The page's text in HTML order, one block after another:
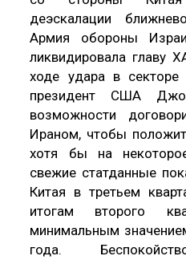
деэскалации
Армия обороны
ликвидировала главу
ходе удара в
президент США
возможности
Ираном, чтобы
хотя бы на
свежие статданные
Китая в третьем
итогам второго
минимальным
года.